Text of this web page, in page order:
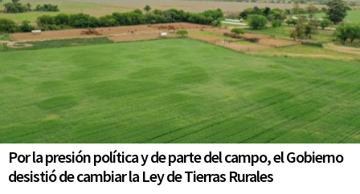
Por la presión política y de parte del campo, el Gobierno
desistió de cambiar la Ley de Tierras Rurales